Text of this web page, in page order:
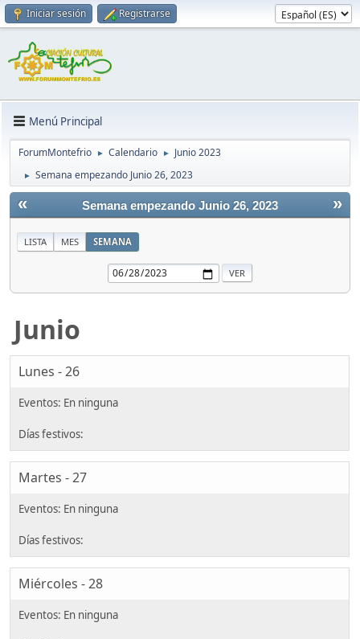
Iniciar sesión Registrarse
Menú Principal
ForumMontefrio ► Calendario ► Junio 2023
► Semana empezando Junio 26, 2023
« »
Semana empezando Junio 26, 2023
LISTA MES SEMANA
Junio
Lunes - 26
Martes - 27
Miércoles - 28